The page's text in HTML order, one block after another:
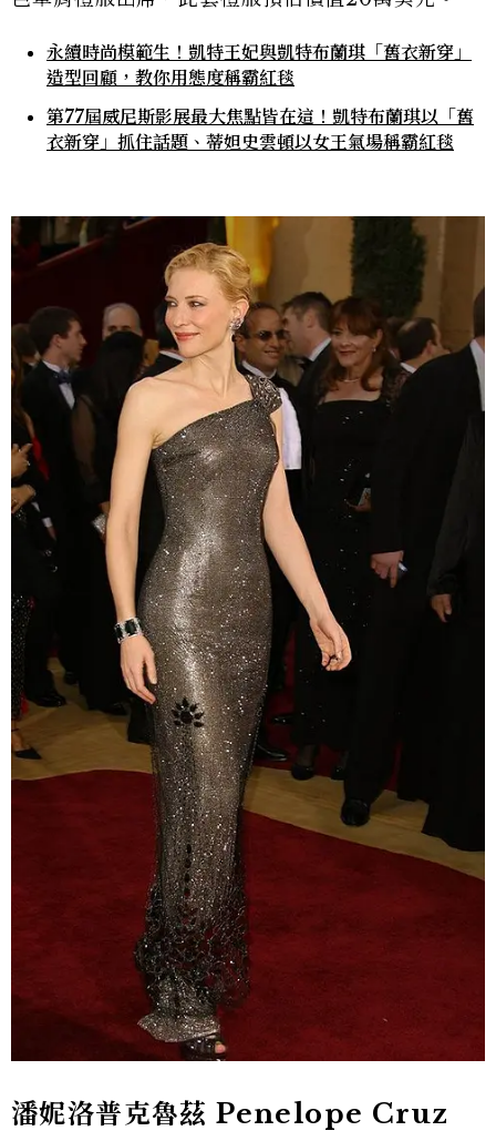
永續時尚模範生！凱特王妃與凱特布蘭琪「舊衣新穿」
造型回顧，教你用態度稱霸紅毯
第77屆威尼斯影展最大焦點皆在這！凱特布蘭琪以「舊
衣新穿」抓住話題、蒂妲史雲頓以女王氣場稱霸紅毯
潘妮洛普克魯茲 Penelope Cruz